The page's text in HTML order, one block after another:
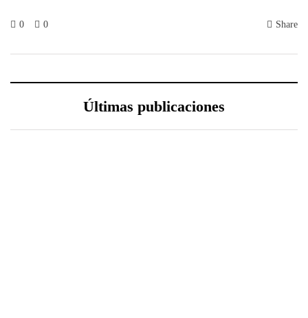
0 0 Share
Últimas publicaciones